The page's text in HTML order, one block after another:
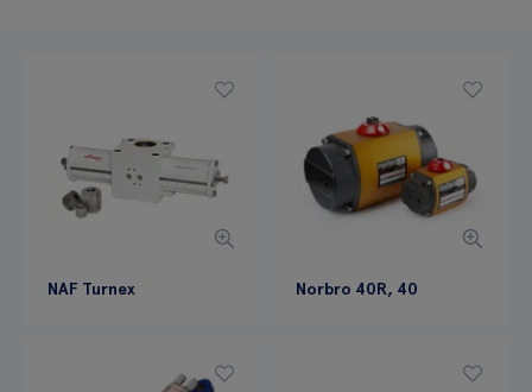
NAF Turnex Norbro 40R, 40